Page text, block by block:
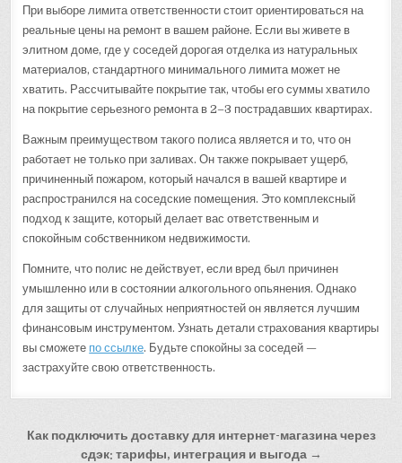
При выборе лимита ответственности стоит ориентироваться на
реальные цены на ремонт в вашем районе. Если вы живете в
элитном доме, где у соседей дорогая отделка из натуральных
материалов, стандартного минимального лимита может не
хватить. Рассчитывайте покрытие так, чтобы его суммы хватило
на покрытие серьезного ремонта в 2–3 пострадавших квартирах.
Важным преимуществом такого полиса является и то, что он
работает не только при заливах. Он также покрывает ущерб,
причиненный пожаром, который начался в вашей квартире и
распространился на соседские помещения. Это комплексный
подход к защите, который делает вас ответственным и
спокойным собственником недвижимости.
Помните, что полис не действует, если вред был причинен
умышленно или в состоянии алкогольного опьянения. Однако
для защиты от случайных неприятностей он является лучшим
финансовым инструментом. Узнать детали страхования квартиры
вы сможете по ссылке. Будьте спокойны за соседей —
застрахуйте свою ответственность.
Навигация
Как подключить доставку для интернет-магазина через
сдэк: тарифы, интеграция и выгода →